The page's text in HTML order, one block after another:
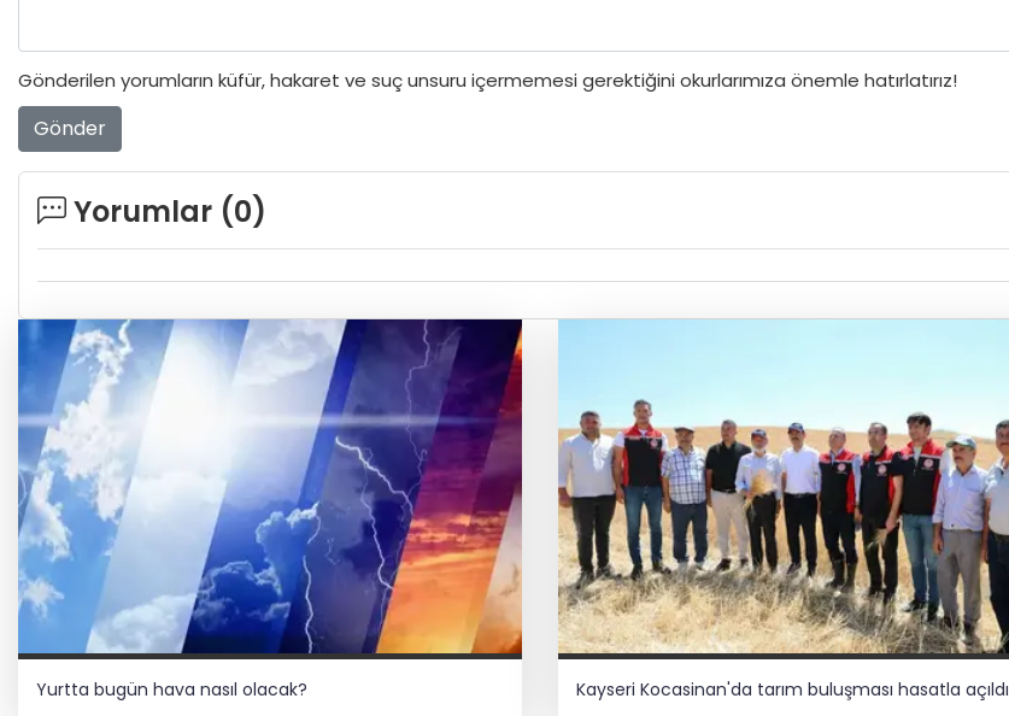
Gönderilen yorumların küfür, hakaret ve suç unsuru içermemesi gerektiğini okurlarımıza önemle hatırlatırız!
Gönder
Yorumlar (0)
Yurtta bugün hava nasıl olacak? Kayseri Kocasinan'da tarım buluşması hasatla açıldı